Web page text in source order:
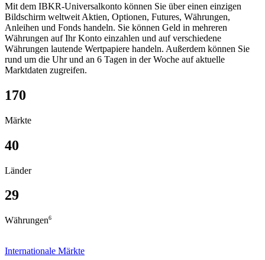
Mit dem IBKR-Universalkonto können Sie über einen einzigen
Bildschirm weltweit Aktien, Optionen, Futures, Währungen,
Anleihen und Fonds handeln. Sie können Geld in mehreren
Währungen auf Ihr Konto einzahlen und auf verschiedene
Währungen lautende Wertpapiere handeln. Außerdem können Sie
rund um die Uhr und an 6 Tagen in der Woche auf aktuelle
Marktdaten zugreifen.
170
Märkte
40
Länder
29
Währungen6
Internationale Märkte